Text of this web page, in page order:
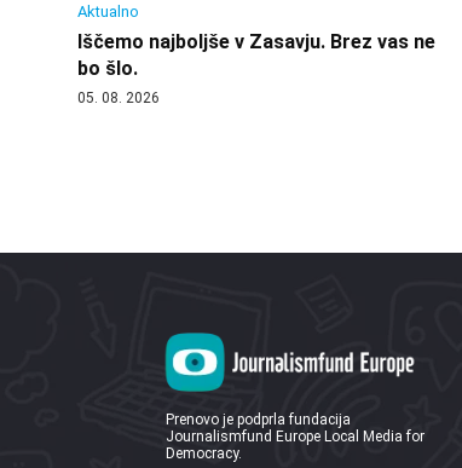
Aktualno
Iščemo najboljše v Zasavju. Brez vas ne
bo šlo.
05. 08. 2026
Prenovo je podprla fundacija
Journalismfund Europe Local Media for
Democracy.